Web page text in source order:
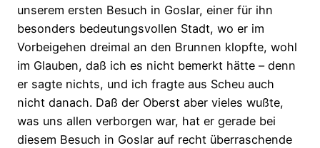
unserem ersten Besuch in Goslar, einer für ihn
besonders bedeutungsvollen Stadt, wo er im
Vorbeigehen dreimal an den Brunnen klopfte, wohl
im Glauben, daß ich es nicht bemerkt hätte – denn
er sagte nichts, und ich fragte aus Scheu auch
nicht danach. Daß der Oberst aber vieles wußte,
was uns allen verborgen war, hat er gerade bei
diesem Besuch in Goslar auf recht überraschende